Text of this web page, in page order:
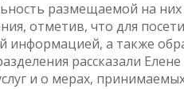
размещаемой на
отметив, что для
информацией, а также
рассказали
и о мерах,